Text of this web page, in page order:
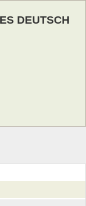
DEUTSCH